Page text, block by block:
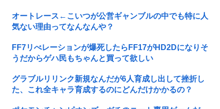
オートレース←こいつが公営ギャンブルの中でも特に人
気ない理由ってなんなんや？
FF7リべレーションが爆死したらFF17がHD2Dになりそ
うだからゲハ民もちゃんと買って欲しい
グラブルリリンク新規なんだが6人育成し出して挫折し
た、これ全キャラ育成するのにどんだけかかるの？